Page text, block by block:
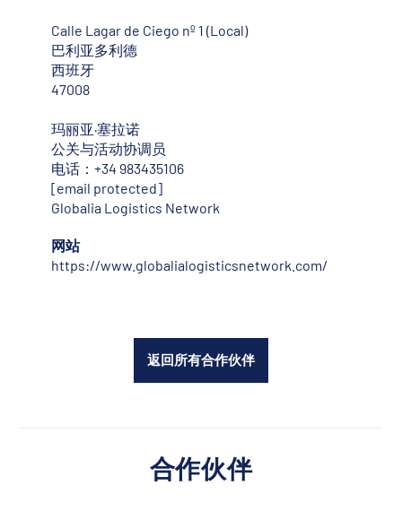
Calle Lagar de Ciego nº 1 (Local)
巴利亚多利德
西班牙
47008
玛丽亚·塞拉诺
公关与活动协调员
电话：+34 983435106
[email protected]
Globalia Logistics Network
网站
https://www.globalialogisticsnetwork.com/
返回所有合作伙伴
合作伙伴